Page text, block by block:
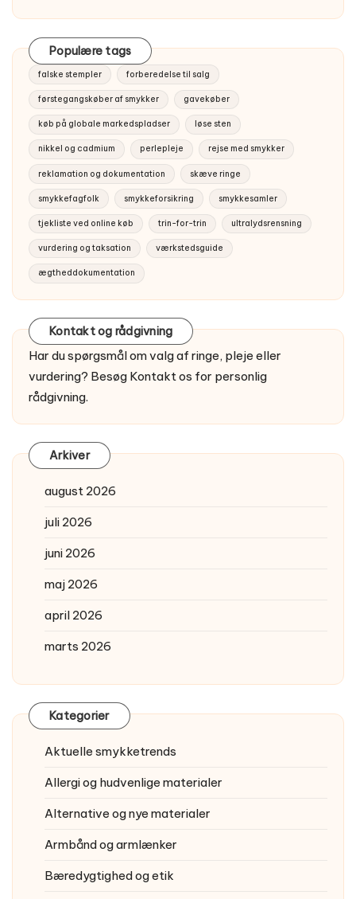
Populære tags
falske stempler forberedelse til salg
førstegangskøber af smykker gavekøber
køb på globale markedspladser løse sten
nikkel og cadmium perlepleje rejse med smykker
reklamation og dokumentation skæve ringe
smykkefagfolk smykkeforsikring smykkesamler
tjekliste ved online køb trin-for-trin ultralydsrensning
vurdering og taksation værkstedsguide
ægtheddokumentation
Kontakt og rådgivning
Har du spørgsmål om valg af ringe, pleje eller
vurdering? Besøg Kontakt os for personlig
rådgivning.
Arkiver
august 2026
juli 2026
juni 2026
maj 2026
april 2026
marts 2026
Kategorier
Aktuelle smykketrends
Allergi og hudvenlige materialer
Alternative og nye materialer
Armbånd og armlænker
Bæredygtighed og etik